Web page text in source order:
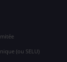
(ou SELU)